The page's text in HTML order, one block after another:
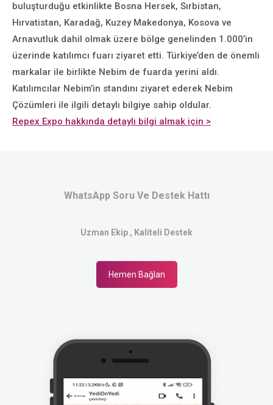
buluşturduğu etkinlikte Bosna Hersek, Sırbistan,
Hırvatistan, Karadağ, Kuzey Makedonya, Kosova ve
Arnavutluk dahil olmak üzere bölge genelinden 1.000’in
üzerinde katılımcı fuarı ziyaret etti. Türkiye’den de önemli
markalar ile birlikte Nebim de fuarda yerini aldı.
Katılımcılar Nebim’in standını ziyaret ederek Nebim
Çözümleri ile ilgili detaylı bilgiye sahip oldular.
Repex Expo hakkında detaylı bilgi almak için >
WhatsApp Soru Ve Destek Hattı
Uzman Ekip , Kaliteli Destek
Hemen Bağlan